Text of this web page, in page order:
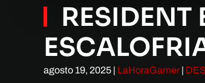
RESIDENT
agosto 19, 2025 | LaHoraGamer |